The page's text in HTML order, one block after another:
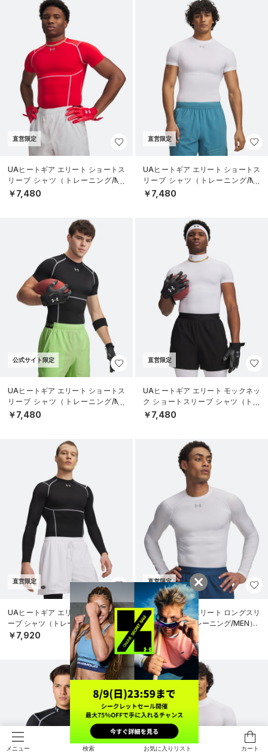
メニュー 検索 お気に入りリスト カート
直営限定
UAヒートギア エリート ショートス
リーブ シャツ（トレーニング/ME
N）
￥7,480
直営限定
UAヒートギア エリート ショートス
リーブ シャツ（トレーニング/ME
N）
￥7,480
公式サイト限定
UAヒートギア エリート ショートス
リーブ シャツ（トレーニング/ME
N）
￥7,480
直営限定
UAヒートギア エリート モックネッ
ク ショートスリーブ シャツ（トレ
ーニング/MEN）
￥7,480
直営限定
UAヒートギア エリート ロングスリ
ーブ シャツ（トレーニング/MEN）
￥7,920
直営限定
UAヒートギア エリート ロングスリ
ーブ シャツ（トレーニング/MEN）
￥7,920